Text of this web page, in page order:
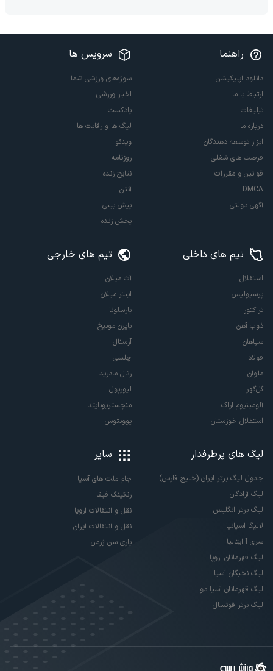
راهنما
دانلود اپلیکیشن
ارتباط با ما
تبلیغات
درباره ما
ابزار توسعه دهندگان
فرصت های شغلی
قوانین و مقررات
DMCA
آگهی دولتی
سرویس ها
سوژه‌های ورزشی شما
اخبار ورزشی
پادکست
لیگ ها و رقابت ها
ویدئو
روزنامه
نتایج زنده
آنتن
پیش بینی
پخش زنده
تیم های داخلی
استقلال
پرسپولیس
تراکتور
ذوب آهن
سپاهان
فولاد
ملوان
گل‌گهر
آلومینیوم اراک
استقلال خوزستان
تیم های خارجی
آث میلان
اینتر میلان
بارسلونا
بایرن مونیخ
آرسنال
چلسی
رئال مادرید
لیورپول
منچستریونایتد
یوونتوس
لیگ های پرطرفدار
جدول لیگ برتر ایران (خلیج فارس)
لیگ آزادگان
لیگ برتر انگلیس
لالیگا اسپانیا
سری آ ایتالیا
لیگ قهرمانان اروپا
لیگ نخبگان آسیا
لیگ قهرمانان آسیا دو
لیگ برتر فوتسال
سایر
جام ملت های آسیا
رنکینگ فیفا
نقل و انتقالات اروپا
نقل و انتقالات ایران
پاری سن ژرمن